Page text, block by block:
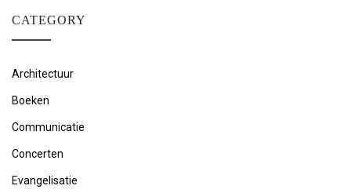
CATEGORY
Architectuur
Boeken
Communicatie
Concerten
Evangelisatie